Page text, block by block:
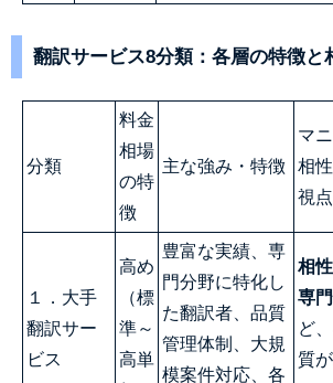
翻訳サービス8分類：各層の特徴と
分類
料金
相場
の特
徴
主な強み・特徴
マ
相
視点
１．大手
翻訳サー
ビス
高め
（標
準～
高単
豊富な実績、専
門分野に特化し
た翻訳者、品質
管理体制、大規
模案件対応、各
相
専門
ど
質